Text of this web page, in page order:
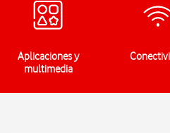
Aplicaciones y
multimedia